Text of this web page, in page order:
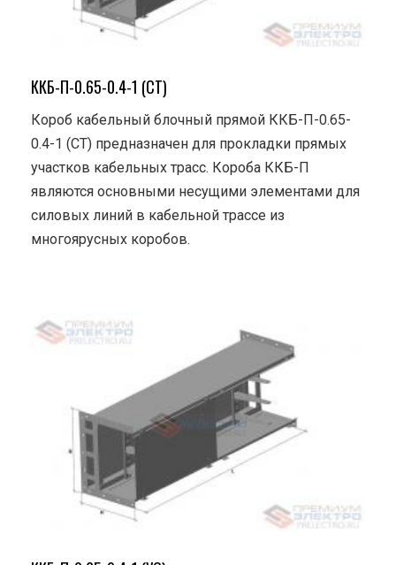
ККБ-П-0.65-0.4-1 (СТ)
Короб кабельный блочный прямой ККБ-П-0.65-
0.4-1 (СТ) предназначен для прокладки прямых
участков кабельных трасс. Короба ККБ-П
являются основными несущими элементами для
силовых линий в кабельной трассе из
многоярусных коробов.